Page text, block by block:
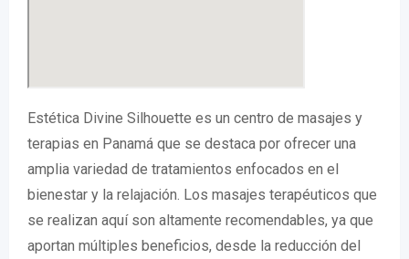
Estética Divine Silhouette es un centro de masajes y
terapias en Panamá que se destaca por ofrecer una
amplia variedad de tratamientos enfocados en el
bienestar y la relajación. Los masajes terapéuticos que
se realizan aquí son altamente recomendables, ya que
aportan múltiples beneficios, desde la reducción del